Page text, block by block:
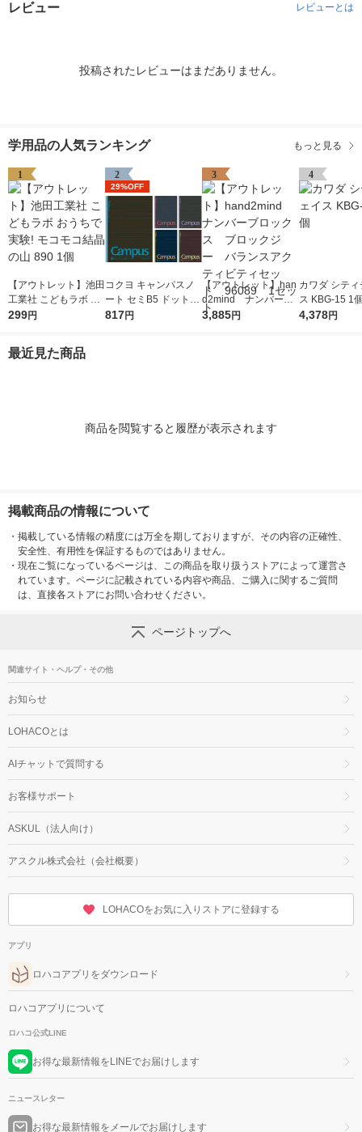
レビュー レビューとは
投稿されたレビューはまだありません。
学用品の人気ランキング もっと見る
1
【アウトレット】池田
工業社 こどもラボ お
うちで実験! モコモコ
299円
2
29%OFF
コクヨ キャンパスノ
ート セミB5 ドット入
り罫線・カラー表紙 A
817円
3
【アウトレット】han
d2mind ナンバーブ
ロックス ブロックジ
3,885円
4
カワダ シテ
ス KBG-15 1
4,378円
最近見た商品
商品を閲覧すると履歴が表示されます
掲載商品の情報について
・ 掲載している情報の精度には万全を期しておりますが、その内容の正確性、
安全性、有用性を保証するものではありません。
・ 現在ご覧になっているページは、この商品を取り扱うストアによって運営さ
れています。ページに記載されている内容や商品、ご購入に関するご質問
は、直接各ストアにお問い合わせください。
ページトップへ
関連サイト・ヘルプ・その他
お知らせ
LOHACOとは
AIチャットで質問する
お客様サポート
ASKUL（法人向け）
アスクル株式会社（会社概要）
LOHACOをお気に入りストアに登録する
アプリ
ロハコアプリをダウンロード
ロハコアプリについて
ロハコ公式LINE
お得な最新情報をLINEでお届けします
ニュースレター
お得な最新情報をメールでお届けします